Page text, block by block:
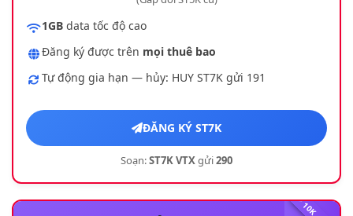
1GB data tốc độ cao
Đăng ký được trên mọi thuê bao
Tự động gia hạn — hủy: HUY ST7K gửi 191
ĐĂNG KÝ ST7K
Soạn:ST7K VTXgửi290